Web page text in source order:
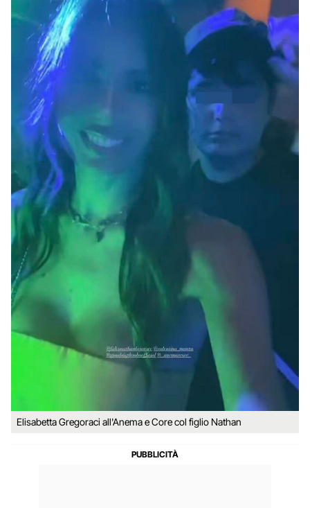
Elisabetta Gregoraci all'Anema e Core col figlio Nathan